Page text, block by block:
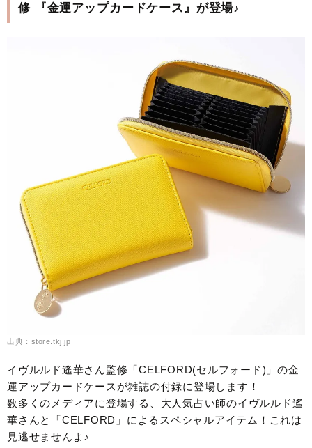
修 『金運アップカードケース』が登場♪
出典：store.tkj.jp
イヴルルド遙華さん監修「CELFORD(セルフォード)」の金
運アップカードケースが雑誌の付録に登場します！
数多くのメディアに登場する、大人気占い師のイヴルルド遙
華さんと「CELFORD」によるスペシャルアイテム！これは
見逃せませんよ♪